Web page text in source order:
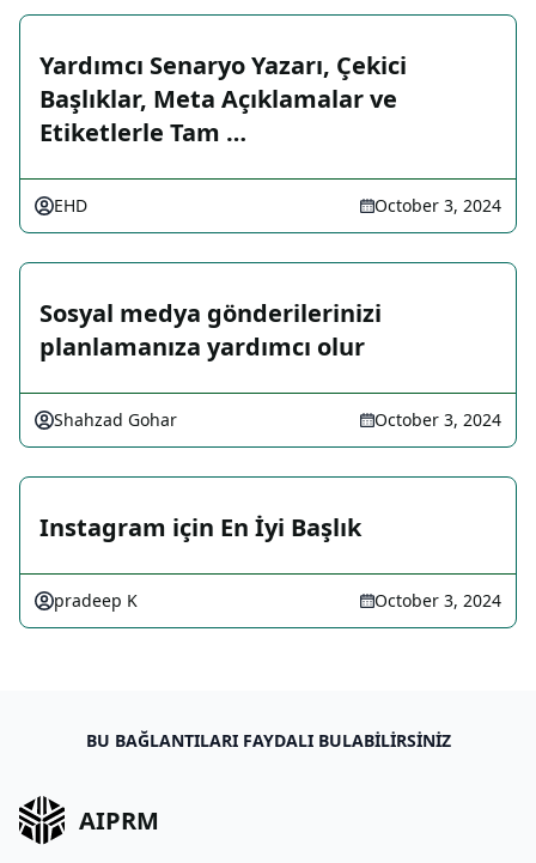
Yardımcı Senaryo Yazarı, Çekici
Başlıklar, Meta Açıklamalar ve
Etiketlerle Tam …
EHD October 3, 2024
Sosyal medya gönderilerinizi
planlamanıza yardımcı olur
Shahzad Gohar October 3, 2024
Instagram için En İyi Başlık
pradeep K October 3, 2024
BU BAĞLANTILARI FAYDALI BULABILIRSINIZ
AIPRM